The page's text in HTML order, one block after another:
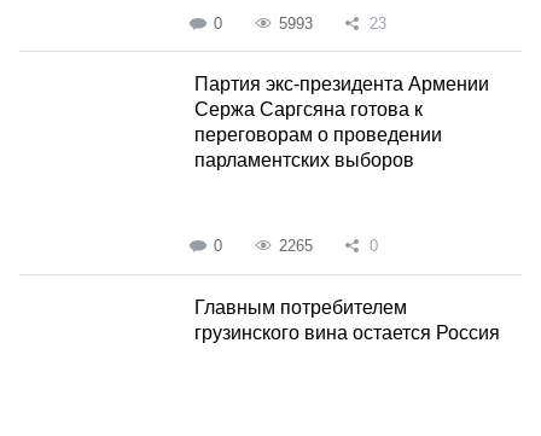
0 5993 23
Партия экс-президента Армении
Сержа Саргсяна готова к
переговорам о проведении
парламентских выборов
0 2265 0
Главным потребителем
грузинского вина остается Россия